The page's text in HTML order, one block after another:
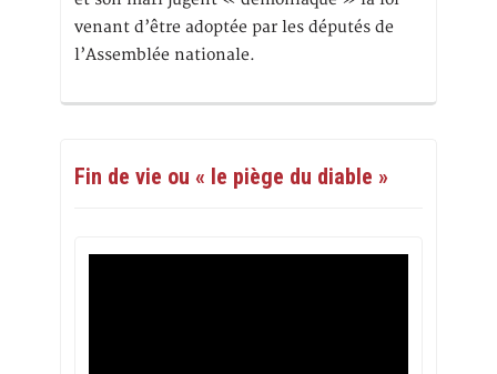
venant d’être adoptée par les députés de
l’Assemblée nationale.
Fin de vie ou « le piège du diable »